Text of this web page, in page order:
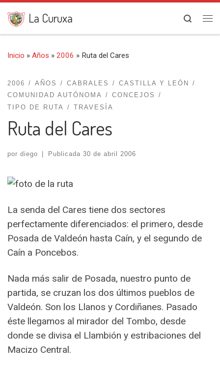
Saltar al contenido
La Curuxa
Search
Inicio » Años » 2006 » Ruta del Cares
2006 AÑOS CABRALES
CASTILLA Y LEÓN
COMUNIDAD AUTÓNOMA
CONCEJOS
TIPO DE RUTA
TRAVESÍA
Ruta del Cares
por diego Publicada 30 de abril 2006
La senda del Cares tiene dos sectores
perfectamente diferenciados: el primero, desde
Posada de Valdeón hasta Caín, y el segundo de
Caín a Poncebos.
Nada más salir de Posada, nuestro punto de
partida, se cruzan los dos últimos pueblos de
Valdeón. Son los Llanos y Cordiñanes. Pasado
éste llegamos al mirador del Tombo, desde
donde se divisa el Llambión y estribaciones del
Macizo Central.